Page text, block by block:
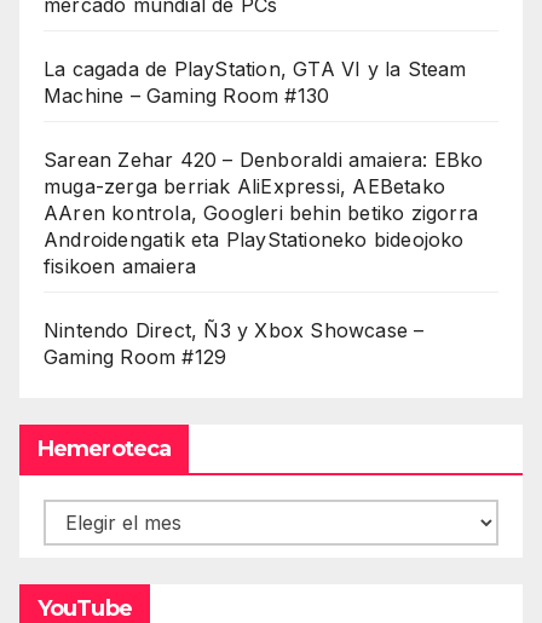
mercado mundial de PCs
La cagada de PlayStation, GTA VI y la Steam
Machine – Gaming Room #130
Sarean Zehar 420 – Denboraldi amaiera: EBko
muga-zerga berriak AliExpressi, AEBetako
AAren kontrola, Googleri behin betiko zigorra
Androidengatik eta PlayStationeko bideojoko
fisikoen amaiera
Nintendo Direct, Ñ3 y Xbox Showcase –
Gaming Room #129
Hemeroteca
Hemeroteca
YouTube